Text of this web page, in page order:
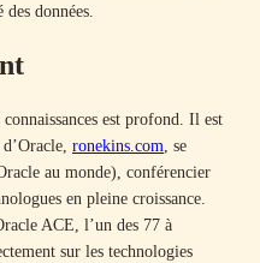
données.
est profond. Il est
ronekins.com, se
au monde), conférencier
en pleine croissance.
ACE, l’un des 77 à
sur les technologies